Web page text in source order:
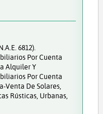
6812).
Por Cuenta
Alquiler Y
Por Cuenta
Venta De Solares,
Rústicas, Urbanas,